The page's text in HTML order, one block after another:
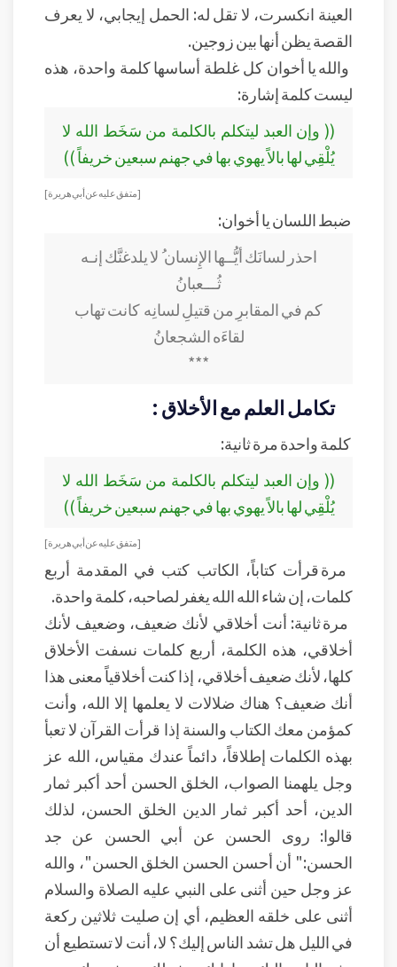
العينة انكسرت، لا تقل له: الحمل إيجابي، لا يعرف
القصة يظن أنها بين زوجين.
والله يا أخوان كل غلطة أساسها كلمة واحدة، هذه
ليست كلمة إشارة:
(( وإن العبد ليتكلم بالكلمة من سَخَط الله لا
يُلْقِي لها بالاً يهوي بها في جهنم سبعين خريفاً ))
[ متفق عليه عن أبي هريرة ]
ضبط اللسان يا أخوان:
احذر لسانَك أيُّــها الإِنسان ُ لا يلدغنَّك إنـه
ثُـــعبانُ
كم في المقابرِ من قتيلِ لسانِهكانت تهاب
لقاءَه الشجعانُ
***
تكامل العلم مع الأخلاق :
كلمة واحدة مرة ثانية:
(( وإن العبد ليتكلم بالكلمة من سَخَط الله لا
يُلْقِي لها بالاً يهوي بها في جهنم سبعين خريفاً ))
[ متفق عليه عن أبي هريرة ]
مرة قرأت كتاباً، الكاتب كتب في المقدمة أربع
كلمات، إن شاء الله الله يغفر لصاحبه، كلمة واحدة.
مرة ثانية: أنت أخلاقي لأنك ضعيف، وضعيف لأنك
أخلاقي، هذه الكلمة، أربع كلمات نسفت الأخلاق
كلها، لأنك ضعيف أخلاقي، إذا كنت أخلاقياً معنى هذا
أنك ضعيف؟ هناك ضلالات لا يعلمها إلا الله، وأنت
كمؤمن معك الكتاب والسنة إذا قرأت القرآن لا تعبأ
بهذه الكلمات إطلاقاً، دائماً عندك مقياس، الله عز
وجل يلهمنا الصواب، الخلق الحسن أحد أكبر ثمار
الدين، أحد أكبر ثمار الدين الخلق الحسن، لذلك
قالوا: روى الحسن عن أبي الحسن عن جد
الحسن:" أن أحسن الحسن الخلق الحسن"، والله
عز وجل حين أثنى على النبي عليه الصلاة والسلام
أثنى على خلقه العظيم، أي إن صليت ثلاثين ركعة
في الليل هل تشد الناس إليك؟ لا، أنت لا تستطيع أن